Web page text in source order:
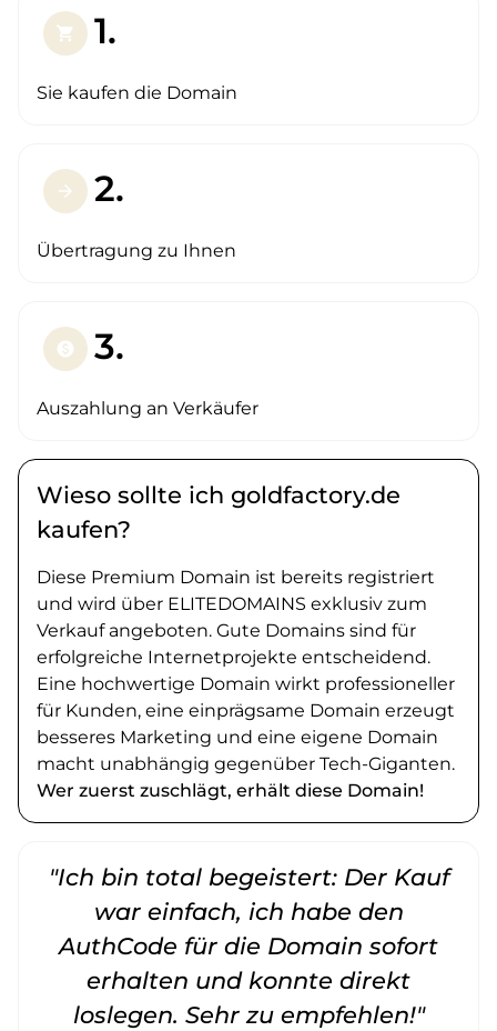
shopping_cart 1.
Sie kaufen die Domain
arrow_forward 2.
Übertragung zu Ihnen
paid 3.
Auszahlung an Verkäufer
Wieso sollte ich goldfactory.de
kaufen?
Diese Premium Domain ist bereits registriert
und wird über ELITEDOMAINS exklusiv zum
Verkauf angeboten. Gute Domains sind für
erfolgreiche Internetprojekte entscheidend.
Eine hochwertige Domain wirkt professioneller
für Kunden, eine einprägsame Domain erzeugt
besseres Marketing und eine eigene Domain
macht unabhängig gegenüber Tech-Giganten.
Wer zuerst zuschlägt, erhält diese Domain!
"Ich bin total begeistert: Der Kauf
war einfach, ich habe den
AuthCode für die Domain sofort
erhalten und konnte direkt
loslegen. Sehr zu empfehlen!"